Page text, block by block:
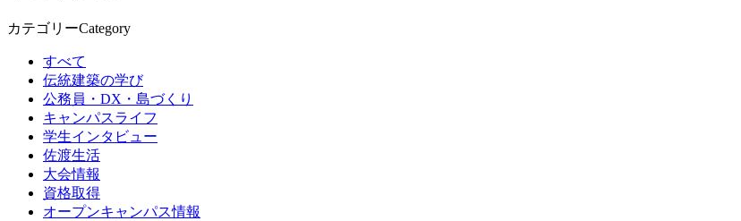
カテゴリーCategory
すべて
伝統建築の学び
公務員・DX・島づくり
キャンパスライフ
学生インタビュー
佐渡生活
大会情報
資格取得
オープンキャンパス情報